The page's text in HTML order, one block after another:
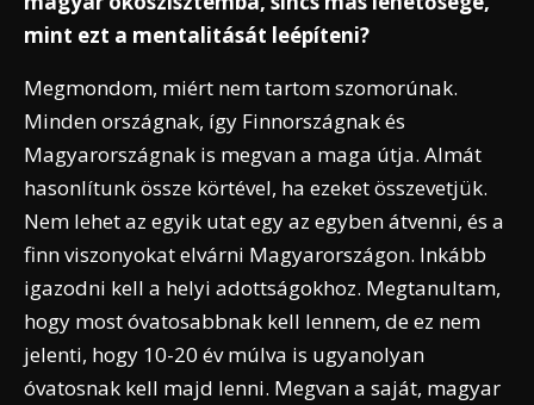
mint ezt a mentalitását leépíteni?
Megmondom, miért nem tartom szomorúnak.
Minden országnak, így Finnországnak és
Magyarországnak is megvan a maga útja. Almát
hasonlítunk össze körtével, ha ezeket összevetjük.
Nem lehet az egyik utat egy az egyben átvenni, és a
finn viszonyokat elvárni Magyarországon. Inkább
igazodni kell a helyi adottságokhoz. Megtanultam,
hogy most óvatosabbnak kell lennem, de ez nem
jelenti, hogy 10-20 év múlva is ugyanolyan
óvatosnak kell majd lenni. Megvan a saját, magyar